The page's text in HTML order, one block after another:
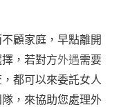
顧家庭，早點離開
，若對方外遇需要
都可以來委託女人
，來協助您處理外